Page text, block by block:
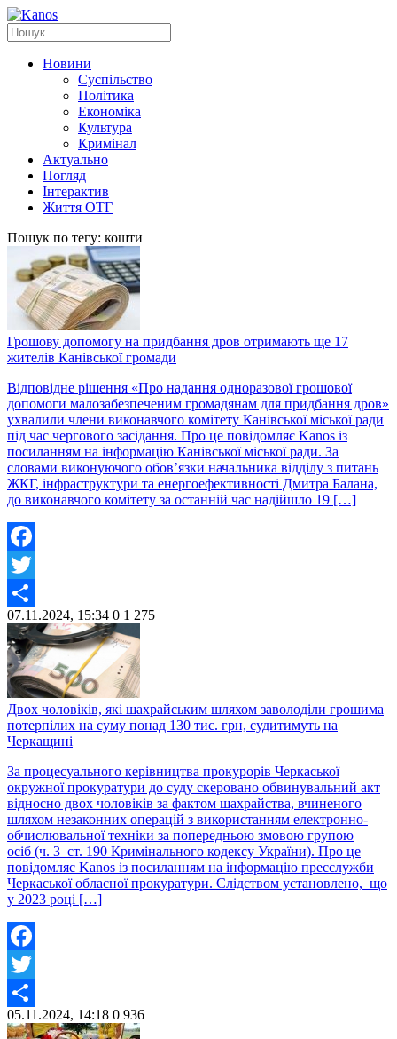
Новини
Суспільство
Політика
Економіка
Культура
Кримінал
Актуально
Погляд
Інтерактив
Життя ОТГ
Пошук по тегу: кошти
Грошову допомогу на придбання дров отримають ще 17
жителів Канівської громади
Відповідне рішення «Про надання одноразової грошової
допомоги малозабезпеченим громадянам для придбання дров»
ухвалили члени виконавчого комітету Канівської міської ради
під час чергового засідання. Про це повідомляє Kanos із
посиланням на інформацію Канівської міської ради. За
словами виконуючого обов’язки начальника відділу з питань
ЖКГ, інфраструктури та енергоефективності Дмитра Балана,
до виконавчого комітету за останній час надійшло 19 […]
Facebook
Twitter
Share
07.11.2024, 15:34 0 1 275
Двох чоловіків, які шахрайським шляхом заволоділи грошима
потерпілих на суму понад 130 тис. грн, судитимуть на
Черкащині
За процесуального керівництва прокурорів Черкаської
окружної прокуратури до суду скеровано обвинувальний акт
відносно двох чоловіків за фактом шахрайства, вчиненого
шляхом незаконних операцій з використанням електронно-
обчислювальної техніки за попередньою змовою групою
осіб (ч. 3 ст. 190 Кримінального кодексу України). Про це
повідомляє Kanos із посиланням на інформацію пресслужби
Черкаської обласної прокуратури. Слідством установлено, що
у 2023 році […]
Facebook
Twitter
Share
05.11.2024, 14:18 0 936